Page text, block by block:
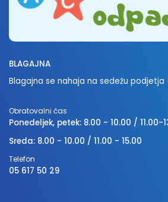
BLAGAJNA
Blagajna se nahaja na sedežu podjetja
Obratovalni čas
Ponedeljek, petek: 8.00 - 10.00 / 11.00-
Sreda: 8.00 - 10.00 / 11.00 - 15.00
Telefon
05 617 50 29